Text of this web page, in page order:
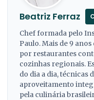
Beatriz Ferraz
Chef formada pelo
Paulo. Mais de 9
por restaurantes
cozinhas regionais.
do dia a dia, técnicas
aproveitamento
pela culinária